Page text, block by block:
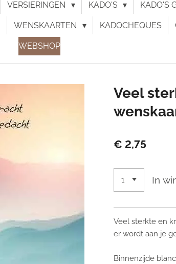
VERSIERINGEN KADO'S KADO'S
WENSKAARTEN KADOCHEQUES
WEBSHOP
Veel
€ 2,75
In
Veel sterkte en
er wordt aan je
Binnenzijde